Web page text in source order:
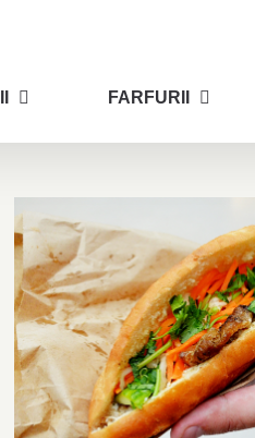
FARFURII
10 sandvișuri
călătoriile mai